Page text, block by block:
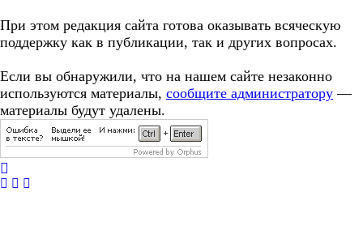
При этом редакция сайта готова оказывать всяческую
поддержку как в публикации, так и других вопросах.
Если вы обнаружили, что на нашем сайте незаконно
используются материалы, сообщите администратору —
материалы будут удалены.